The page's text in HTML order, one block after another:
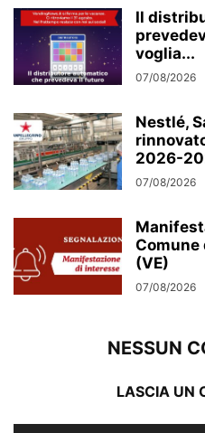
Il
voglia...
07/08/2026
Nestlé,
2026-
07/08/2026
Comune
(VE)
07/08/2026
NESSUN
LASCIA UN